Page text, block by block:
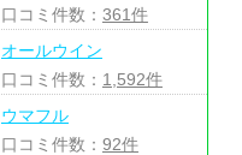
口コミ件数： 361件
オールウイン
口コミ件数： 1,592件
ウマフル
口コミ件数： 92件